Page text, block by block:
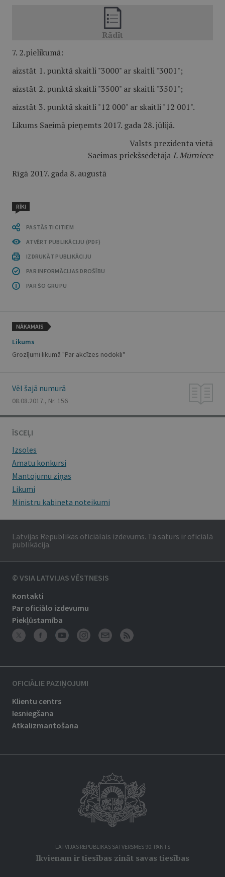
7. 2.pielikumā:
aizstāt 1. punktā skaitli "3000" ar skaitli "3001";
aizstāt 2. punktā skaitli "3500" ar skaitli "3501";
aizstāt 3. punktā skaitli "12 000" ar skaitli "12 001".
Likums Saeimā pieņemts 2017. gada 28. jūlijā.
Valsts prezidenta vietā
Saeimas priekšsēdētāja I. Mūrniece
Rīgā 2017. gada 8. augustā
RĪKI
PASTĀSTI CITIEM
ATVĒRT PUBLIKĀCIJU (PDF)
IZDRUKĀT PUBLIKĀCIJU
PAR INFORMĀCIJAS DROŠĪBU
PAR ŠO GRUPU
NĀKAMAIS
Likums
Grozījumi likumā "Par akcīzes nodokli"
Vēl šajā numurā
08.08.2017., Nr. 156
ĪSCEĻI
Izsoles
Amatu konkursi
Mantojumu ziņas
Likumi
Ministru kabineta noteikumi
Latvijas Republikas oficiālais izdevums. Tā saturs ir oficiālā
publikācija.
© VSIA LATVIJAS VĒSTNESIS
Kontakti
Par oficiālo izdevumu
Piekļūstamība
OFICIĀLIE PAZIŅOJUMI
Klientu centrs
Iesniegšana
Atkalizmantošana
LATVIJAS REPUBLIKAS SATVERSMES 90. PANTS
Ikvienam ir tiesības zināt savas tiesības